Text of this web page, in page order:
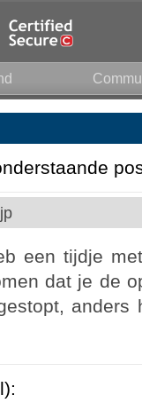
een tijdje
dat je de